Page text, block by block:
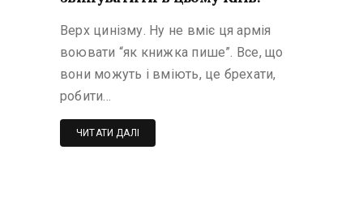
Верх цинізму. Ну не вміє ця армія
воювати “як книжка пише”. Все, що
вони можуть і вміють, це брехати,
робити…
ЧИТАТИ ДАЛІ